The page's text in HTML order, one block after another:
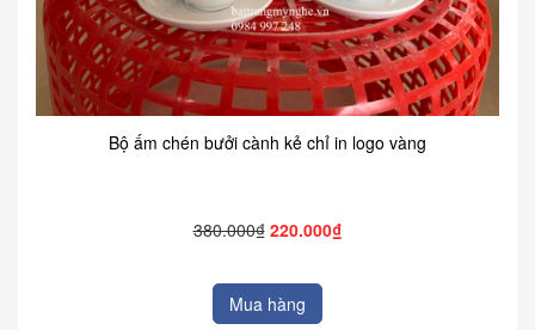
Bộ ấm chén bưởi cành kẻ chỉ in logo vàng
380.000₫ 220.000₫
Mua hàng